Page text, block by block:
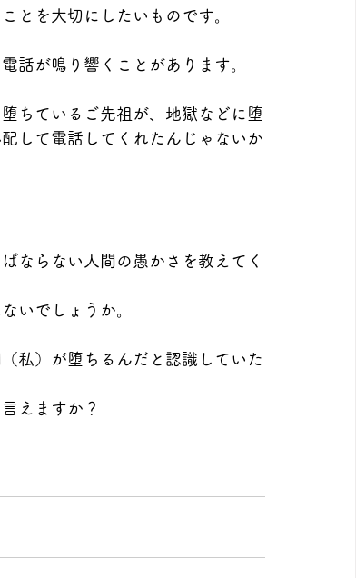
とを大切にしたいものです。
話が鳴り響くことがあります。
ちているご先祖が、地獄などに堕
して電話してくれたんじゃないか
ならない人間の愚かさを教えてく
いでしょうか。
私）が堕ちるんだと認識していた
えますか？